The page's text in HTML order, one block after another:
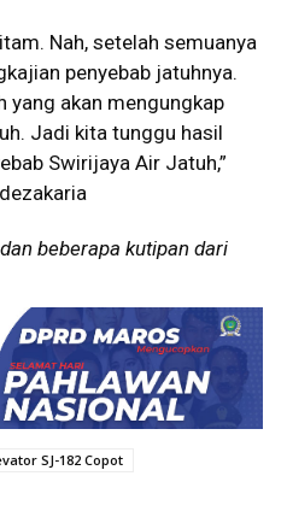
Nah, setelah semuanya
penyebab jatuhnya.
yang akan mengungkap
Jadi kita tunggu hasil
Swirijaya Air Jatuh,”
beberapa kutipan dari
SJ-182 Copot